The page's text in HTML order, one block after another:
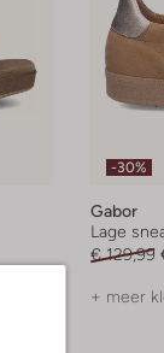
-30%
Gabor
Lage
€ 129,99
+ meer